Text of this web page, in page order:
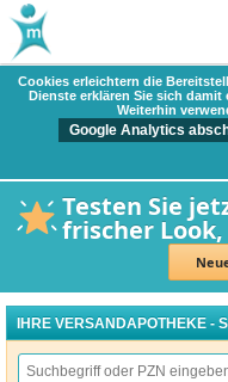
Cookies erleichtern die
Dienste erklären Sie sich
Weiterhin
Google Analytics
Testen Sie
frischer
IHRE VERSANDAPOTHEKE -